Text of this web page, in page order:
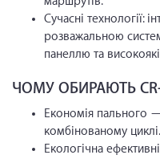
Сучасні технології:
розважальною
панеллю та
ЧОМУ ОБИРАЮТЬ CR-
Економія пального
комбінованому циклі.
Екологічна